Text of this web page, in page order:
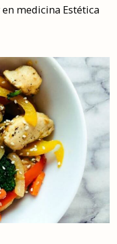
medicina Estética